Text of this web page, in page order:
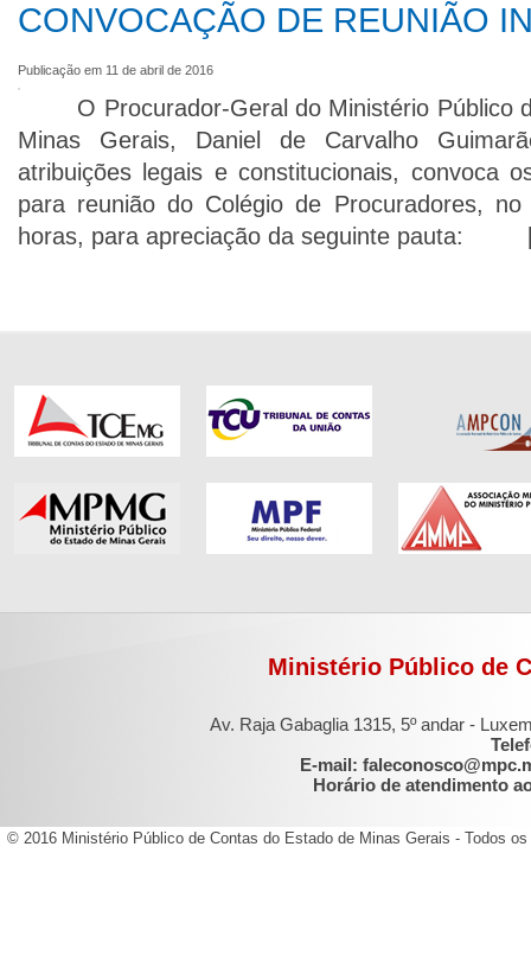
CONVOCAÇÃO DE REUNIÃO
Publicação em 11 de abril de 2016
O Procurador-Geral do Ministério Público
Minas Gerais, Daniel de Carvalho
atribuições legais e constitucionais, convoca
para reunião do Colégio de Procuradores,
horas, para apreciação da seguinte
Ministério Público de
Av. Raja Gabaglia 1315, 5º andar -
E-mail:
Horário de atendimento
© 2016 Ministério Público de Contas do Estado de Minas Gerais - Todos